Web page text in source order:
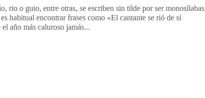
rio o guio, entre otras, se escriben sin tilde por ser monosílabas
habitual encontrar frases como «El cantante se rió de sí
año más caluroso jamás...